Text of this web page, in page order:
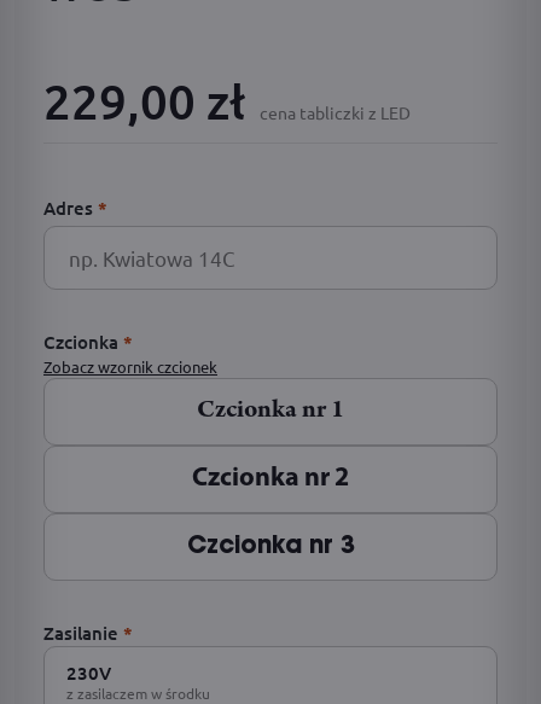
229,00 zł cena tabliczki z LED
Adres *
Czcionka *
Zobacz wzornik czcionek
Czcionka nr 1
Czcionka nr 2
Czcionka nr 3
Zasilanie *
230V
z zasilaczem w środku